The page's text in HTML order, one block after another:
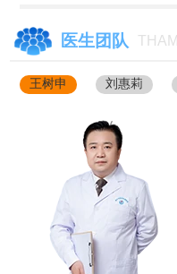
医生团队 THAM
王树申 刘惠莉